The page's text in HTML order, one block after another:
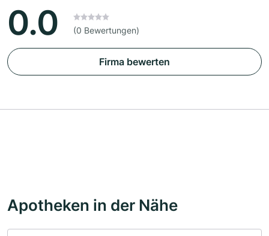
0.0 (0 Bewertungen)
Firma bewerten
Apotheken in der Nähe